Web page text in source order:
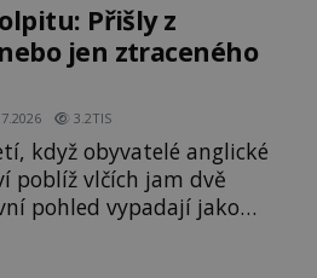
Přišly z
jen ztraceného
3.2TIS
když obyvatelé anglické
poblíž vlčích jam dvě
pohled vypadají jako
děsivou výjimku. Jejich
mluví